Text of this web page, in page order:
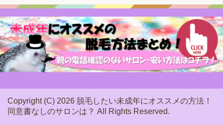
Copyright (C) 2026 脱毛したい未成年にオススメの方法！
同意書なしのサロンは？ All Rights Reserved.